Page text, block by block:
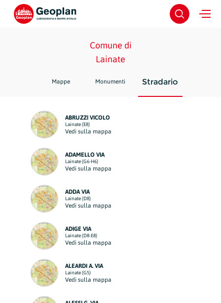
Comune di
Lainate
Mappe Monumenti Stradario
ABRUZZI VICOLO
Lainate (E8)
Vedi sulla mappa
ADAMELLO VIA
Lainate (G6-H6)
Vedi sulla mappa
ADDA VIA
Lainate (D8)
Vedi sulla mappa
ADIGE VIA
Lainate (D8-E8)
Vedi sulla mappa
ALEARDI A. VIA
Lainate (G5)
Vedi sulla mappa